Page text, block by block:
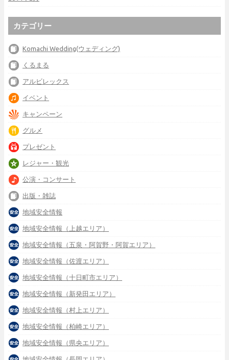
カテゴリー
Komachi Wedding(ウェディング)
くるまる
アルビレックス
イベント
キャンペーン
グルメ
プレゼント
レジャー・観光
公演・コンサート
出版・雑誌
地域安全情報
地域安全情報（上越エリア）
地域安全情報（五泉・阿賀野・阿賀エリア）
地域安全情報（佐渡エリア）
地域安全情報（十日町市エリア）
地域安全情報（新発田エリア）
地域安全情報（村上エリア）
地域安全情報（柏崎エリア）
地域安全情報（県央エリア）